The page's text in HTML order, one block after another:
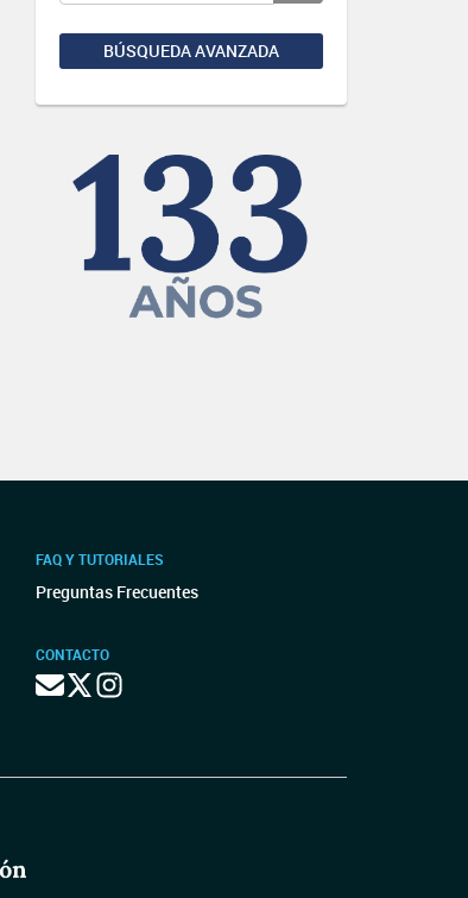
BÚSQUEDA AVANZADA
FAQ Y TUTORIALES
Preguntas Frecuentes
CONTACTO